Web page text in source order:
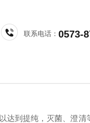
联系电话：0573-
达到提纯，灭菌、澄清